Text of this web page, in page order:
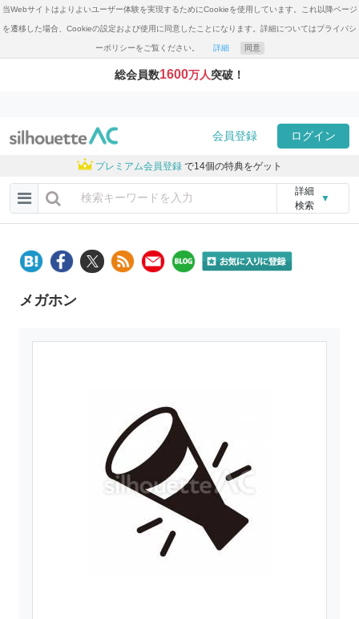
当Webサイトはよりよいユーザー体験を実現するためにCookieを使用しています。これ以降ページ
を遷移した場合、Cookieの設定および使用に同意したことになります。詳細についてはプライバシ
ーポリシーをご覧ください。 詳細 同意
総会員数1600万人突破！
会員登録 ログイン
プレミアム会員登録 で14個の特典をゲット
詳細
検索
▼
メガホン